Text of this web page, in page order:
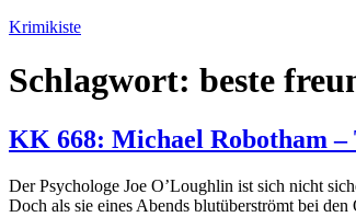
Zum
springen
Krimikiste
Schlagwort: beste
KK 668: Michael Robotham –
Der Psychologe Joe O’Loughlin ist sich nicht
Doch als sie eines Abends blutüberströmt bei